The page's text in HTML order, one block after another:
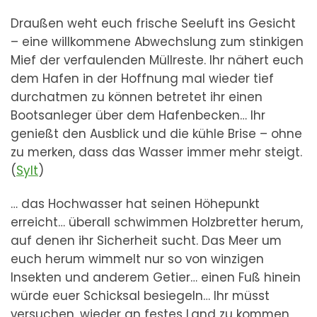
Draußen weht euch frische Seeluft ins Gesicht
– eine willkommene Abwechslung zum stinkigen
Mief der verfaulenden Müllreste. Ihr nähert euch
dem Hafen in der Hoffnung mal wieder tief
durchatmen zu können betretet ihr einen
Bootsanleger über dem Hafenbecken… Ihr
genießt den Ausblick und die kühle Brise – ohne
zu merken, dass das Wasser immer mehr steigt.
(Sylt)
… das Hochwasser hat seinen Höhepunkt
erreicht… überall schwimmen Holzbretter herum,
auf denen ihr Sicherheit sucht. Das Meer um
euch herum wimmelt nur so von winzigen
Insekten und anderem Getier… einen Fuß hinein
würde euer Schicksal besiegeln… Ihr müsst